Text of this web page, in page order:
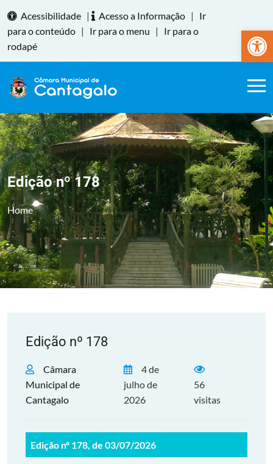
Abrir
Acessibilidade | Acesso a Informação |
Ir
para o conteúdo | Ir para o menu |
Ir para o
rodapé
Edição nº 178
Home
Edição nº 178
Câmara
Municipal de
Cantagalo
4 de
julho de
2026
56
visitas
Edição nº 178, de 03/07/2026